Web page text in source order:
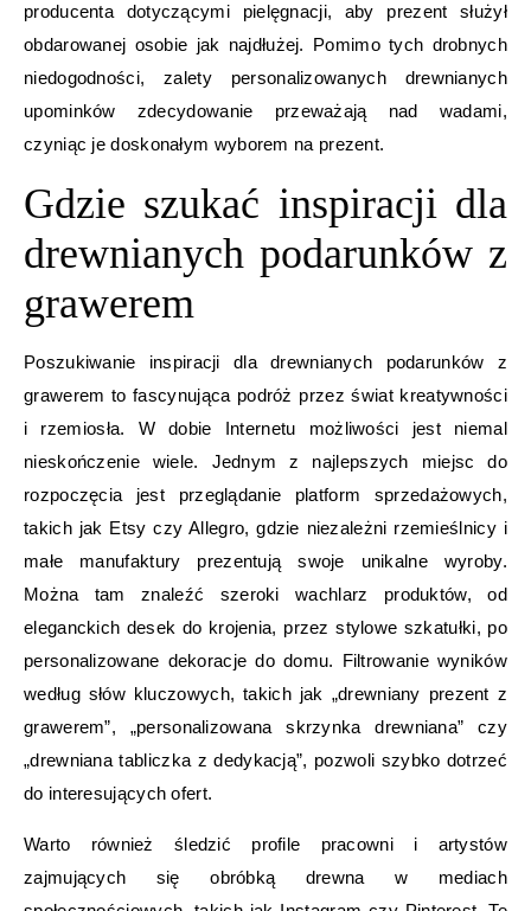
producenta dotyczącymi pielęgnacji, aby prezent służył
obdarowanej osobie jak najdłużej. Pomimo tych drobnych
niedogodności, zalety personalizowanych drewnianych
upominków zdecydowanie przeważają nad wadami,
czyniąc je doskonałym wyborem na prezent.
Gdzie szukać inspiracji dla
drewnianych podarunków z
grawerem
Poszukiwanie inspiracji dla drewnianych podarunków z
grawerem to fascynująca podróż przez świat kreatywności
i rzemiosła. W dobie Internetu możliwości jest niemal
nieskończenie wiele. Jednym z najlepszych miejsc do
rozpoczęcia jest przeglądanie platform sprzedażowych,
takich jak Etsy czy Allegro, gdzie niezależni rzemieślnicy i
małe manufaktury prezentują swoje unikalne wyroby.
Można tam znaleźć szeroki wachlarz produktów, od
eleganckich desek do krojenia, przez stylowe szkatułki, po
personalizowane dekoracje do domu. Filtrowanie wyników
według słów kluczowych, takich jak „drewniany prezent z
grawerem”, „personalizowana skrzynka drewniana” czy
„drewniana tabliczka z dedykacją”, pozwoli szybko dotrzeć
do interesujących ofert.
Warto również śledzić profile pracowni i artystów
zajmujących się obróbką drewna w mediach